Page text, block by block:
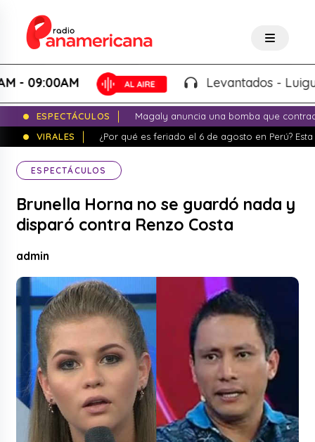
Levantados - Luigui
ESPECTÁCULOS
Magaly anuncia una bomba que
VIRALES
¿Por qué es feriado el 6 de agosto en Perú?
ESPECTÁCULOS
Brunella Horna no se guardó nada y
disparó contra Renzo Costa
admin